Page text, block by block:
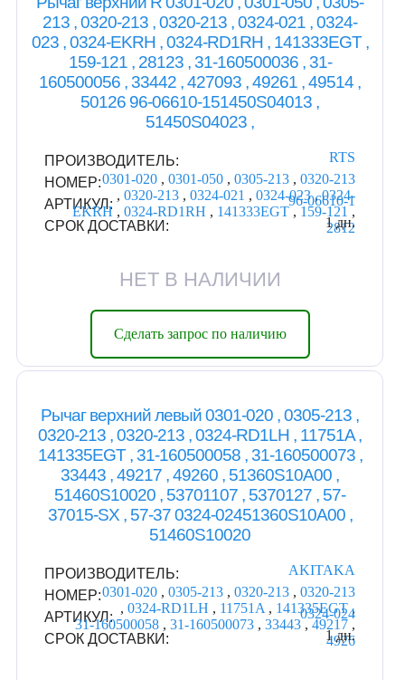
213 , 0320-213 , 0320-213 , 0324-021 , 0324-
023 , 0324-EKRH , 0324-RD1RH , 141333EGT ,
159-121 , 28123 , 31-160500036 , 31-
160500056 , 33442 , 427093 , 49261 , 49514 ,
50126 96-06610-151450S04013 ,
51450S04023 ,
ПРОИЗВОДИТЕЛЬ:
RTS
НОМЕР:0301-020 ,0301-050 ,0305-213 ,0320-213
,0320-213 ,0324-021 ,0324-023,0324-
EKRH ,0324-RD1RH , 141333EGT , 159-121 ,
2812
АРТИКУЛ:
96-06610-1
СРОК ДОСТАВКИ:
1 дн.
НЕТ В НАЛИЧИИ
Сделать запрос по наличию
Рычаг верхний левый 0301-020 , 0305-213 ,
0320-213 , 0320-213 , 0324-RD1LH , 11751A ,
141335EGT , 31-160500058 , 31-160500073 ,
33443 , 49217 , 49260 , 51360S10A00 ,
51460S10020 , 53701107 , 5370127 , 57-
37015-SX , 57-37 0324-02451360S10A00 ,
51460S10020
ПРОИЗВОДИТЕЛЬ:
AKITAKA
НОМЕР:0301-020 ,0305-213 ,0320-213 ,0320-213
,0324-RD1LH , 11751A , 141335EGT,
31-160500058 ,31-160500073 ,33443 ,49217 ,
4926
АРТИКУЛ:
0324-024
СРОК ДОСТАВКИ:
1 дн.